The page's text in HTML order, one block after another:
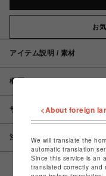
お
アイテム説明 / 素材
概要
サイズ
注意事項
<About foreign
We will translate the
automatic translation
Since this service is an
translated correctly and